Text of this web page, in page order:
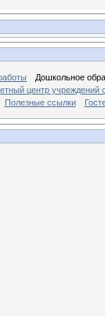
Дошкольное
центр учреждений
Полезные ссылки